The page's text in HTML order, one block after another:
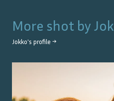
More shot by
Jokko's profile →